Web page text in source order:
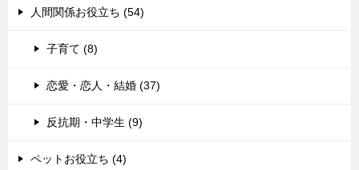
人間関係お役立ち (54)
子育て (8)
恋愛・恋人・結婚 (37)
反抗期・中学生 (9)
ペットお役立ち (4)